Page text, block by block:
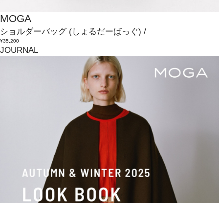
MOGA
ショルダーバッグ (しょるだーばっぐ) /
¥35,200
JOURNAL